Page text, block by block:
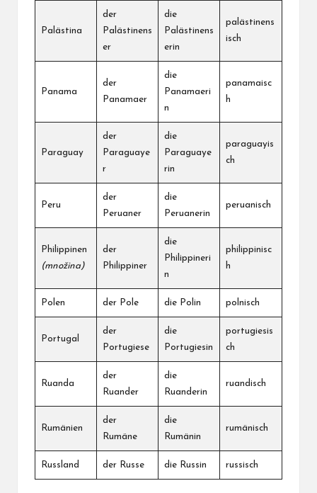
Palästina
der
Palästinens
er
die
Palästinens
erin
palästinens
isch
Panama
der
Panamaer
die
Panamaeri
n
panamaisc
h
Paraguay
der
Paraguaye
r
die
Paraguaye
rin
paraguayis
ch
Peru
der
Peruaner
die
Peruanerin
peruanisch
Philippinen
(množina)
der
Philippiner
die
Philippineri
n
philippinisc
h
Polen der Pole die Polin polnisch
Portugal
der
Portugiese
die
Portugiesin
portugiesis
ch
Ruanda
der
Ruander
die
Ruanderin
ruandisch
Rumänien
der
Rumäne
die
Rumänin
rumänisch
Russland der Russe die Russin russisch